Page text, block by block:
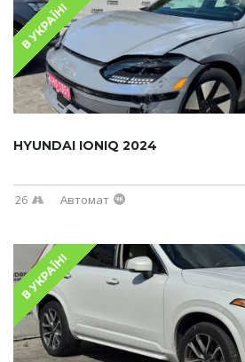
В УКРАЇНІ
HYUNDAI IONIQ 2024
26 Автомат
В УКРАЇНІ